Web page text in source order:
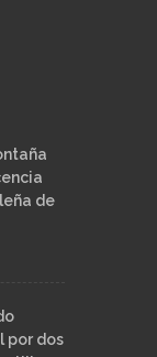
de
por dos